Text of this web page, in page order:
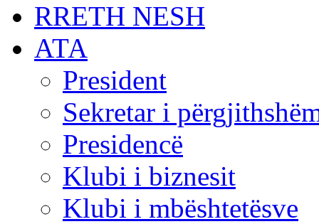
RRETH NESH
АТА
President
Sekretar i
Presidencë
Klubi i biznesit
Klubi i mbështetësve